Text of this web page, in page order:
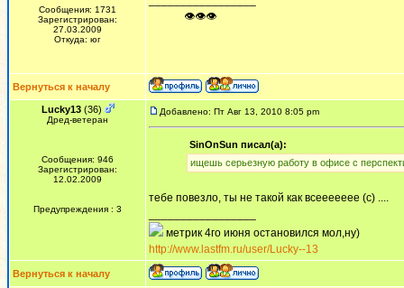
Сообщения: 1731
Зарегистрирован:
27.03.2009
Откуда: юг
ᅠ ᅠ ᅠ👁👁👁
Вернуться к началу
Lucky13(36)
Дред-ветеран
Сообщения: 946
Зарегистрирован:
12.02.2009
Предупреждения : 3
Добавлено: Пт Авг 13, 2010 8:05 pm
SinOnSun писал(а):
ищешь серьезную работу в офисе с
тебе повезло, ты не такой как всеееееее (с) ....
метрик 4го июня остановился мол,ну)
http://www.lastfm.ru/user/Lucky--13
Вернуться к началу